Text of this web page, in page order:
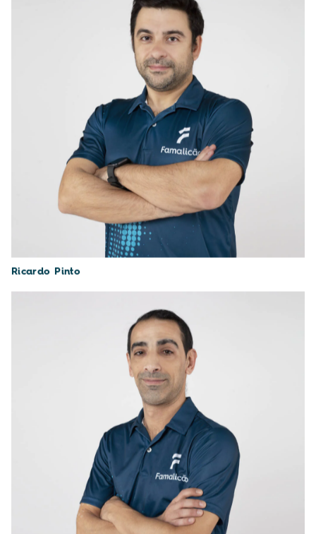
Ricardo Pinto